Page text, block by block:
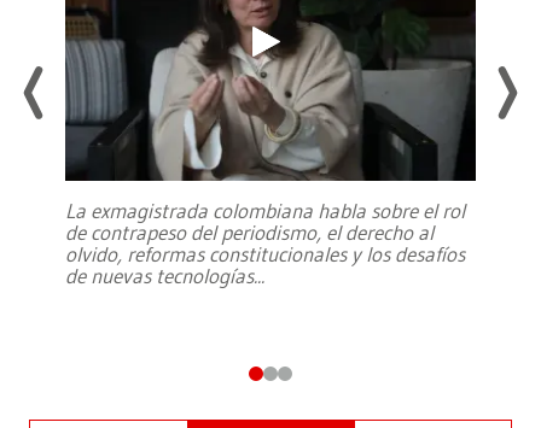
La exmagistrada colombiana habla sobre el rol
de contrapeso del periodismo, el derecho al
olvido, reformas constitucionales y los desafíos
de nuevas tecnologías...